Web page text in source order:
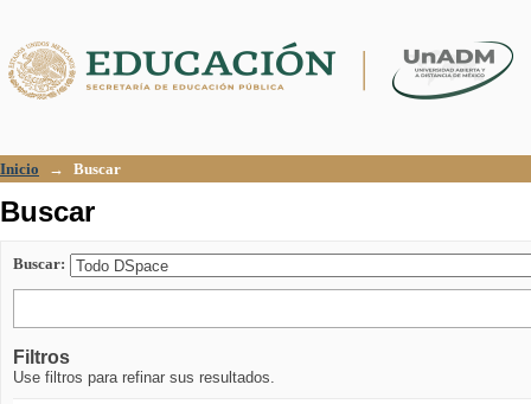
Inicio → Buscar
Buscar
Buscar:
Filtros
Use filtros para refinar sus resultados.